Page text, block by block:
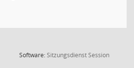
Software:SitzungsdienstSession(Wird in